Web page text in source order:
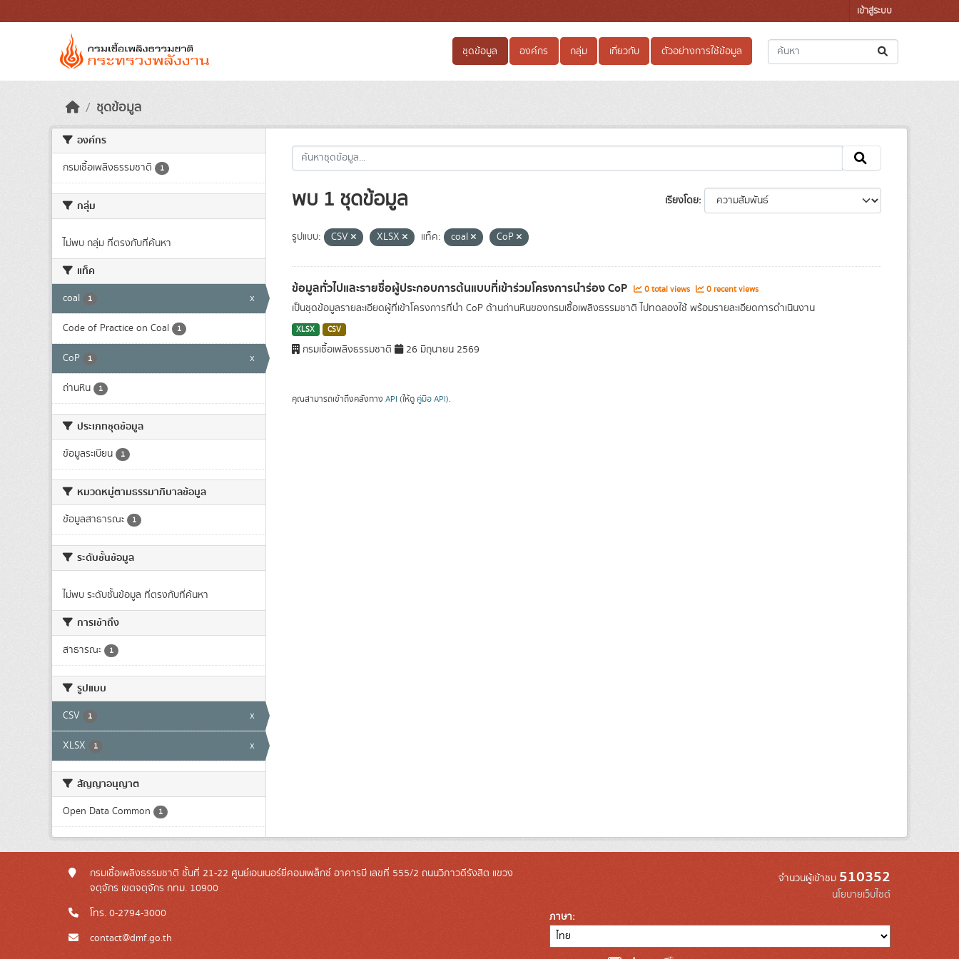
เข้าสู่ระบบ
ชุดข้อมูล องค์กร กลุ่ม เกี่ยวกับ ตัวอย่างการใช้ข้อมูล
ชุดข้อมูล
องค์กร
กรมเชื้อเพลิงธรรมชาติ 1
กลุ่ม
ไม่พบ กลุ่ม ที่ตรงกับที่ค้นหา
แท็ค
coal 1 x
Code of Practice on Coal 1
CoP 1 x
ถ่านหิน 1
ประเภทชุดข้อมูล
ข้อมูลระเบียน 1
หมวดหมู่ตามธรรมาภิบาลข้อมูล
ข้อมูลสาธารณะ 1
ระดับชั้นข้อมูล
ไม่พบ ระดับชั้นข้อมูล ที่ตรงกับที่ค้นหา
การเข้าถึง
สาธารณะ 1
รูปแบบ
CSV 1 x
XLSX 1 x
สัญญาอนุญาต
Open Data Common 1
เรียงโดย
พบ 1 ชุดข้อมูล
รูปแบบ: CSV XLSX แท็ค: coal CoP
ข้อมูลทั่วไปและรายชื่อผู้ประกอบการต้นแบบที่เข้าร่วมโครงการนำร่อง CoP 0 total views 0 recent views
เป็นชุดข้อมูลรายละเอียดผู้ที่เข้าโครงการที่นำ CoP ด้านถ่านหินของกรมเชื้อเพลิงธรรมชาติ ไปทดลองใช้ พร้อมรายละเอียดการดำเนินงาน
XLSX CSV
กรมเชื้อเพลิงธรรมชาติ 26 มิถุนายน 2569
คุณสามารถเข้าถึงคลังทาง API (ให้ดู คู่มือ API).
กรมเชื้อเพลิงธรรมชาติ ชั้นที่ 21-22 ศูนย์เอนเนอร์ยี่คอมเพล็กซ์ อาคารบี เลขที่ 555/2 ถนนวิภาวดีรังสิต แขวง
จตุจักร เขตจตุจักร กทม. 10900
โทร. 0-2794-3000
contact@dmf.go.th
จำนวนผู้เข้าชม 510352
นโยบายเว็บไซต์
ภาษา